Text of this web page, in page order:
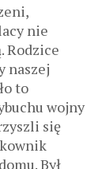
nie
Rodzice
naszej
to
wojny
się
Był